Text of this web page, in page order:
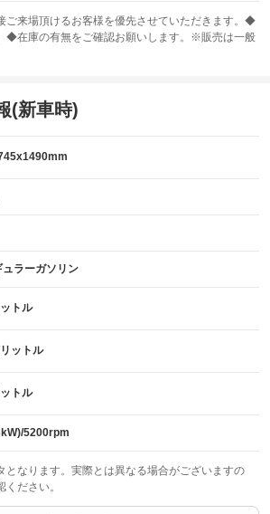
ABS
再生
：装備なし
ご来場頂けるお客様を優先させていただきます。◆
◆在庫の有無をご確認お願いします。※販売は一般
(新車時)
ュラーガソリン
トル
ットル
トル
5200rpm
なります。実際とは異なる場合がございますの
ださい。